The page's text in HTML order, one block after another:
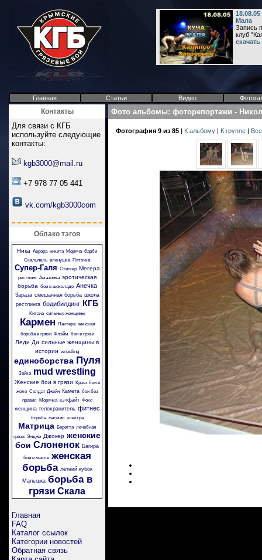
Мала
Запись
клуб
Главная Статьи Видео
Контакты
Для связи с КГБ
используйте следующие
контакты:
kgb3000@mail.ru
+7 978 77 05 441
vk.com/kgb3000com
Облако тэгов
Ника Аврора никита Моряча барби
Скальпель аленушка Пяточка
Супер-Галя Стингер Мегера
рестлинг Амазонка эротическая
борьба бои в шоколаде Анечка
Зараза смешанная борьба школа
рестлинга бодибилдинг КГБ
Китана сильные женщины
Кармен Пантера женская
борьба в грязи Флэйм бои в грязи
Леди Ди сильные женщины в
истории wrestling
единоборства Пуля
Зайка mud wrestling
Женские бои в грязи Крэш бои в
желе Солдат Джейн Камета бои без
правил
Морячка кэтфайт Фокс
женщина телохранитель фитнес
борьба жасмин электра
Матрица Беретта лечебная
грязь Энджи Джокер женские
бои Слоненок Багира
бои в масле женская
борьба летний кубок
Малышка борьба в
грязи Скала
Главная
FAQ
Каталог ссылок
Категории новостей
Обратная связь
Фото альбомы: фоторепортажи -
Фотография 9 из 85 | К альбому | К группе |